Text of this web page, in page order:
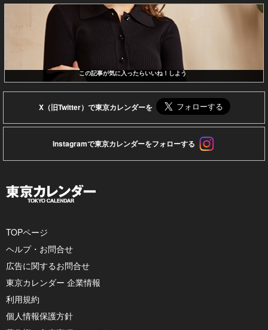
この記事が気に入ったらいいね！しよう
X（旧Twitter）で東京カレンダーを
Instagramで東京カレンダーをフォローする
TOPページ
ヘルプ・お問合せ
広告に関するお問合せ
東京カレンダー 企業情報
利用規約
個人情報保護方針